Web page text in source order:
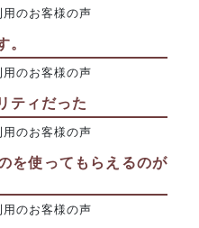
用のお客様の声
。
用のお客様の声
ティだった
用のお客様の声
を使ってもらえるのが
用のお客様の声